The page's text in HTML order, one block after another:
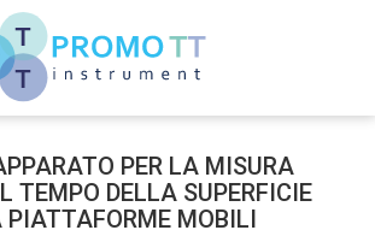
PER LA MISURA
TEMPO DELLA SUPERFICIE
PIATTAFORME MOBILI